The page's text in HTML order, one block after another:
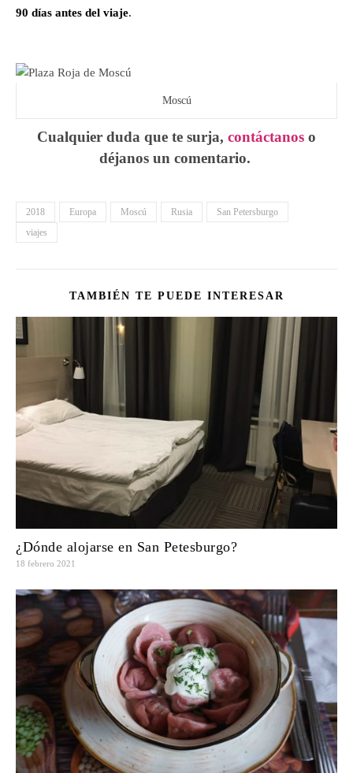
90 días antes del viaje.
Moscú
Cualquier duda que te surja, contáctanos o
déjanos un comentario.
2018 Europa Moscú Rusia
San Petersburgo
viajes
TAMBIÉN TE PUEDE INTERESAR
¿Dónde alojarse en San Petesburgo?
18 febrero 2021